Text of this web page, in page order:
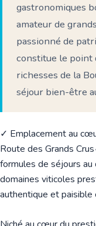
gastronomiques
amateur de
passionné de
constitue le point
richesses de la
séjour bien-être
✓ Emplacement au
Route des Grands Crus
formules de séjours au
domaines viticoles
authentique et paisible